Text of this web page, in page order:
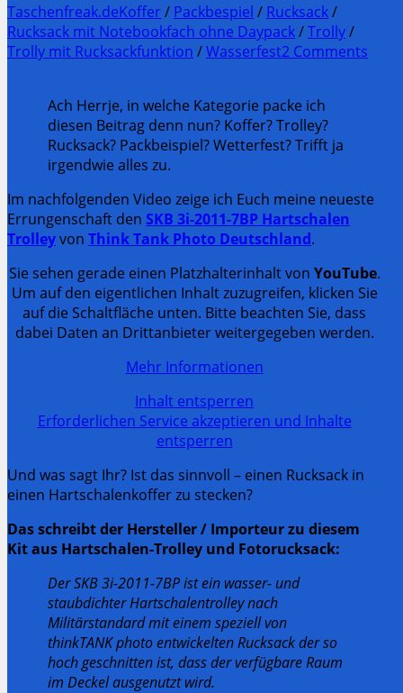
Taschenfreak.deKoffer / Packbespiel / Rucksack/
Rucksack mit Notebookfach ohne Daypack/Trolly/
Trolly mit Rucksackfunktion /Wasserfest2 Comments
Ach Herrje, in welche Kategorie packe ich
diesen Beitrag denn nun? Koffer? Trolley?
Rucksack? Packbeispiel? Wetterfest? Trifft ja
irgendwie alles zu.
Im nachfolgenden Video zeige ich Euch meine neueste
Errungenschaft den SKB 3i-2011-7BP Hartschalen
Trolleyvon Think Tank Photo Deutschland.
Sie sehen gerade einen Platzhalterinhalt von YouTube.
Um auf den eigentlichen Inhalt zuzugreifen, klicken Sie
auf die Schaltfläche unten. Bitte beachten Sie, dass
dabei Daten an Drittanbieter weitergegeben werden.
Mehr Informationen
Inhalt entsperren
Erforderlichen Service akzeptieren und Inhalte
entsperren
Und was sagt Ihr? Ist das sinnvoll – einen Rucksack in
einen Hartschalenkoffer zu stecken?
Das schreibt der Hersteller / Importeur zu diesem
Kit aus Hartschalen-Trolley und Fotorucksack:
Der SKB 3i-2011-7BP ist ein wasser- und
staubdichter Hartschalentrolley nach
Militärstandard mit einem speziell von
thinkTANK photo entwickelten Rucksack der so
hoch geschnitten ist, dass der verfügbare Raum
im Deckel ausgenutzt wird.